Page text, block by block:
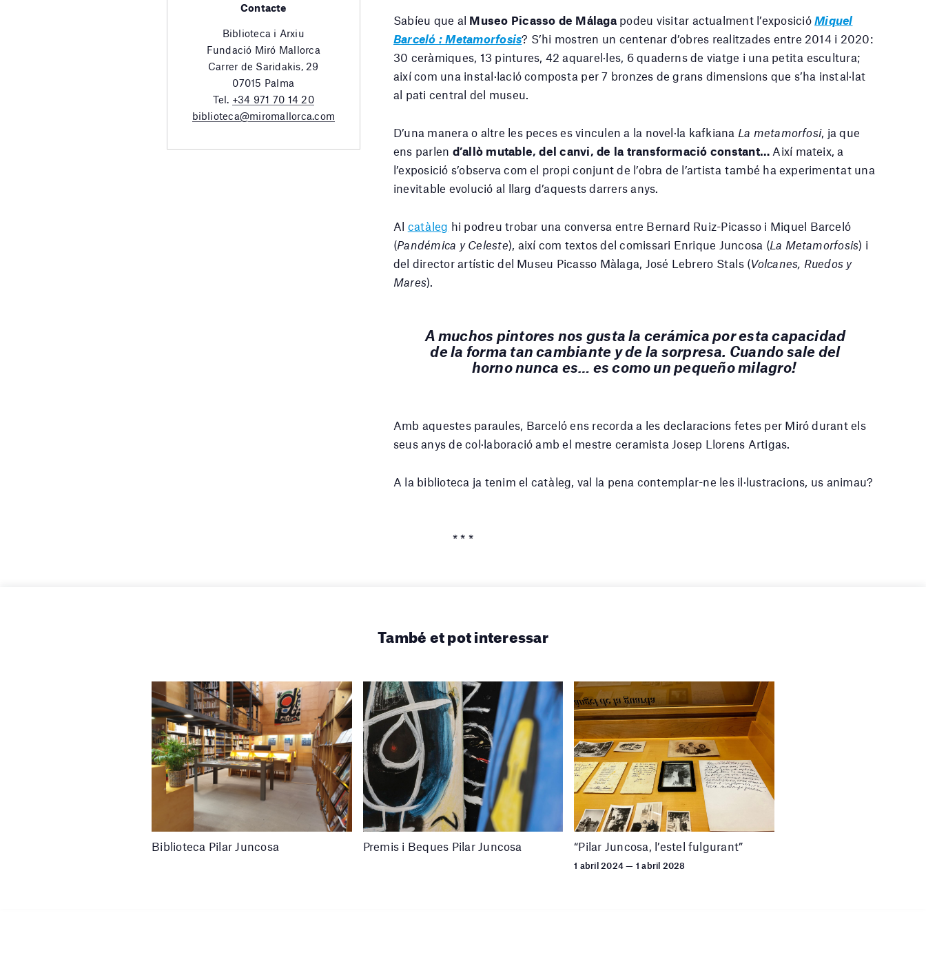
Contacte
Biblioteca i Arxiu
Fundació Miró Mallorca
Carrer de Saridakis, 29
07015 Palma
Tel. +34 971 70 14 20
biblioteca@miromallorca.com
Sabíeu que al Museo Picasso de Málagapodeu visitar actualment l’exposició Miquel
Barceló : Metamorfosis? S’hi mostren un centenar d’obres realitzades entre 2014 i 2020:
30 ceràmiques, 13 pintures, 42 aquarel·les, 6 quaderns de viatge i una petita escultura;
així com una instal·lació composta per 7 bronzes de grans dimensions que s’ha instal·lat
al pati central del museu.
D’una manera o altre les peces es vinculen a la novel·la kafkiana La metamorfosi, ja que
ens parlen d’allò mutable, del canvi, de la transformació constant… Així mateix, a
l’exposició s’observa com el propi conjunt de l’obra de l’artista també ha experimentat una
inevitable evolució al llarg d’aquests darrers anys.
Al catàleg hi podreu trobar una conversa entre Bernard Ruiz-Picasso i Miquel Barceló
(Pandémica y Celeste), així com textos del comissari Enrique Juncosa (La Metamorfosis) i
del director artístic del Museu Picasso Màlaga, José Lebrero Stals (Volcanes, Ruedos y
Mares).
A muchos pintores nos gusta la cerámica por esta capacidad
de la forma tan cambiante y de la sorpresa. Cuando sale del
horno nunca es… es como un pequeño milagro!
Amb aquestes paraules, Barceló ens recorda a les declaracions fetes per Miró durant els
seus anys de col·laboració amb el mestre ceramista Josep Llorens Artigas.
A la biblioteca ja tenim el catàleg, val la pena contemplar-ne les il·lustracions, us animau?
* * *
També et pot interessar
Biblioteca Pilar Juncosa Premis i Beques Pilar Juncosa “Pilar Juncosa, l’estel fulgurant”
1 abril 2024 — 1 abril 2028